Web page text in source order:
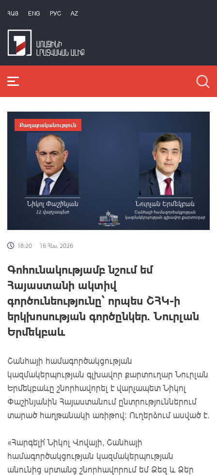
ՀԱՅ ENG РУС AZ
Քաղաքականություն
18:20 16 Հնս, 2026
Գոհունակությամբ նշում եմ
Հայաստանի ակտիվ
գործունեությունը՝ որպես ՇՀԿ-ի
երկխոսության գործընկեր. Նուրլան
Երմեկբաև
Շանհայի համագործակցության
կազմակերպության գլխավոր քարտուղար Նուրլան
Երմեկբաևը շնորհավորել է վարչապետ Նիկոլ
Փաշինյանին Հայաստանում ընտրություններում
տարած հաղթանակի առիթով: Ուղերձում ասված է.
«Հարգելի՛ Նիկոլ Վովայի, Շանհայի
համագործակցության կազմակերպության
անունից սրտանց շնորհավորում եմ Ձեզ և Ձեր